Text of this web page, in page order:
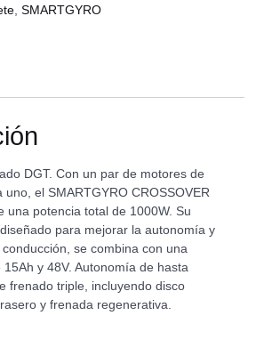
,SMARTGYRO
DGT. Con un par de motores de
uno, el SMARTGYRO CROSSOVER
una potencia total de 1000W. Su
para mejorar la autonomía y
se combina con una
y 48V. Autonomía de hasta
frenado triple, incluyendo disco
y frenada regenerativa.